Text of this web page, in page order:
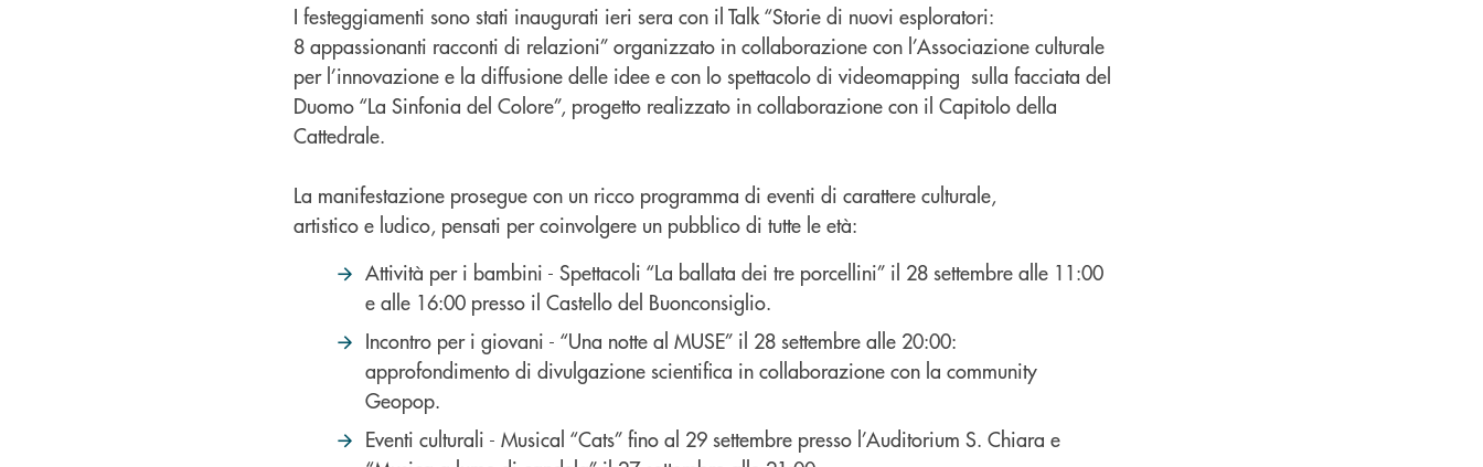
I festeggiamenti sono stati inaugurati ieri sera con il Talk “Storie di nuovi esploratori:
8 appassionanti racconti di relazioni” organizzato in collaborazione con l’Associazione culturale
per l’innovazione e la diffusione delle idee e con lo spettacolo di videomapping sulla facciata del
Duomo “La Sinfonia del Colore”, progetto realizzato in collaborazione con il Capitolo della
Cattedrale.
La manifestazione prosegue con un ricco programma di eventi di carattere culturale,
artistico e ludico, pensati per coinvolgere un pubblico di tutte le età:
Attività per i bambini - Spettacoli “La ballata dei tre porcellini” il 28 settembre alle 11:00
e alle 16:00 presso il Castello del Buonconsiglio.
Incontro per i giovani - “Una notte al MUSE” il 28 settembre alle 20:00:
approfondimento di divulgazione scientifica in collaborazione con la community
Geopop.
Eventi culturali - Musical “Cats” fino al 29 settembre presso l’Auditorium S. Chiara e